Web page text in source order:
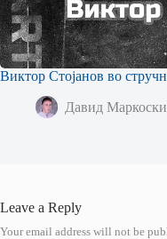
Виктор Стојанов во
Давид Маркоски
Leave a Reply
Your email address will not be